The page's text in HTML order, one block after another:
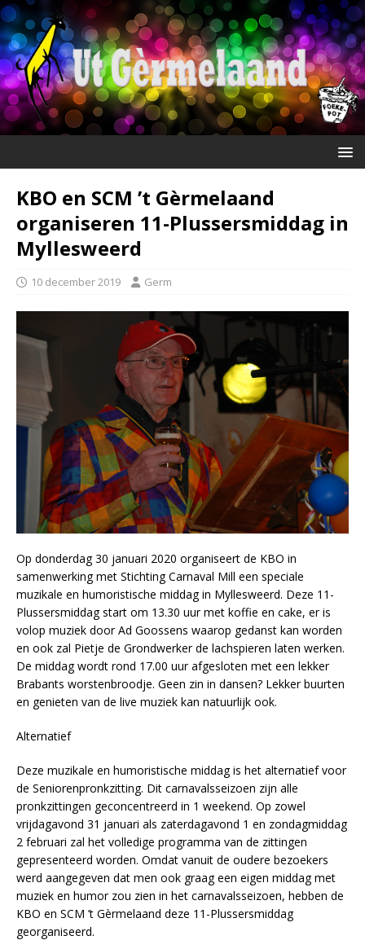
KBO en SCM ’t Gèrmelaand
organiseren 11-Plussersmiddag in
Myllesweerd
10 december 2019 Germ
Op donderdag 30 januari 2020 organiseert de KBO in
samenwerking met Stichting Carnaval Mill een speciale
muzikale en humoristische middag in Myllesweerd. Deze 11-
Plussersmiddag start om 13.30 uur met koffie en cake, er is
volop muziek door Ad Goossens waarop gedanst kan worden
en ook zal Pietje de Grondwerker de lachspieren laten werken.
De middag wordt rond 17.00 uur afgesloten met een lekker
Brabants worstenbroodje. Geen zin in dansen? Lekker buurten
en genieten van de live muziek kan natuurlijk ook.
Alternatief
Deze muzikale en humoristische middag is het alternatief voor
de Seniorenpronkzitting. Dit carnavalsseizoen zijn alle
pronkzittingen geconcentreerd in 1 weekend. Op zowel
vrijdagavond 31 januari als zaterdagavond 1 en zondagmiddag
2 februari zal het volledige programma van de zittingen
gepresenteerd worden. Omdat vanuit de oudere bezoekers
werd aangegeven dat men ook graag een eigen middag met
muziek en humor zou zien in het carnavalsseizoen, hebben de
KBO en SCM ’t Gèrmelaand deze 11-Plussersmiddag
georganiseerd.